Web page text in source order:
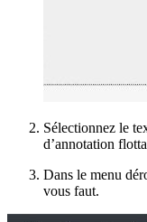
Sélectionnez le
d’annotation
Dans le menu
vous faut.